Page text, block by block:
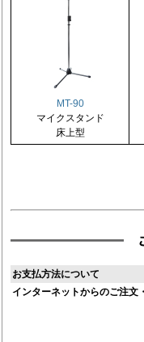
MT-90
マイクスタンド
床上型
お支払方法について
インターネットからのご注文